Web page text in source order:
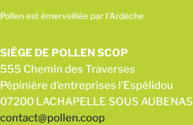
Pollen est émerveillée par l’Ardéche
SIÈGE DE POLLEN SCOP
555 Chemin des Traverses
Pépinière d’entreprises l’Espélidou
07200 LACHAPELLE SOUS AUBENAS
contact@pollen.coop